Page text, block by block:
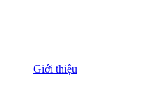
Giới thiệu